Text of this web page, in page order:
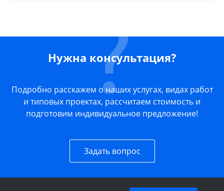
Нужна консультация?
Подробно расскажем о наших услугах, видах работ
и типовых проектах, рассчитаем стоимость и
подготовим индивидуальное предложение!
Задать вопрос